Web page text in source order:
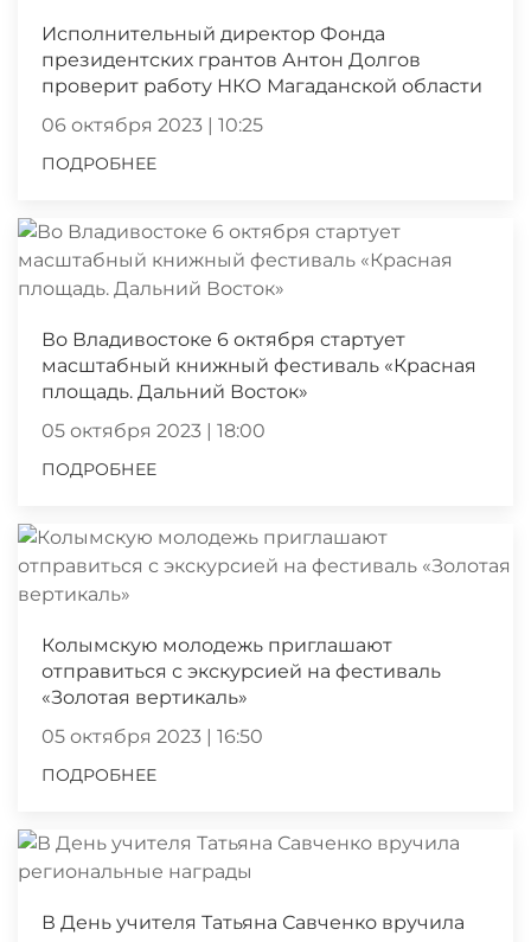
Исполнительный директор Фонда
президентских грантов Антон Долгов
проверит работу НКО Магаданской области
06 октября 2023 | 10:25
ПОДРОБНЕЕ
Во Владивостоке 6 октября стартует
масштабный книжный фестиваль «Красная
площадь. Дальний Восток»
05 октября 2023 | 18:00
ПОДРОБНЕЕ
Колымскую молодежь приглашают
отправиться с экскурсией на фестиваль
«Золотая вертикаль»
05 октября 2023 | 16:50
ПОДРОБНЕЕ
В День учителя Татьяна Савченко вручила